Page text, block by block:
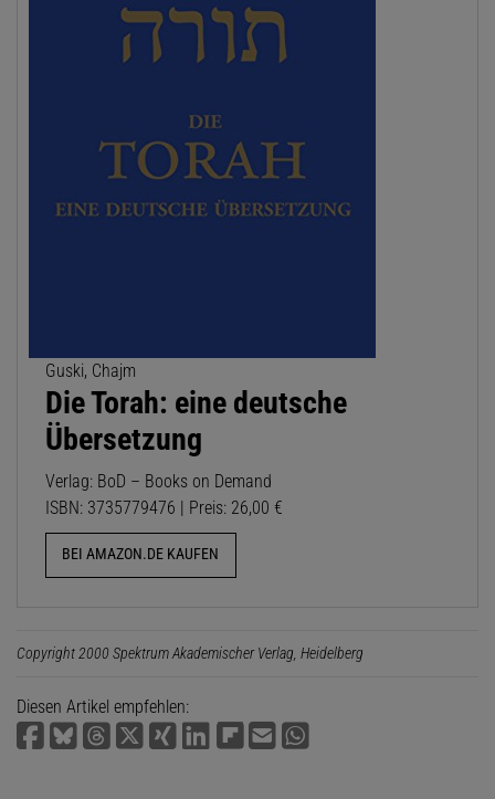
Guski, Chajm
Die Torah: eine deutsche
Übersetzung
Verlag: BoD – Books on Demand
ISBN: 3735779476 | Preis: 26,00 €
BEI AMAZON.DE KAUFEN
Copyright 2000 Spektrum Akademischer Verlag, Heidelberg
Diesen Artikel empfehlen: